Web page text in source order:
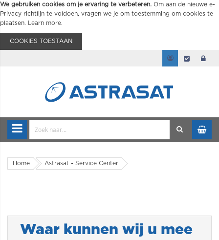
We gebruiken cookies om je ervaring te verbeteren. Om aan de nieuwe e-
Privacy richtlijn te voldoen, vragen we je om toestemming om cookies te
plaatsen.
Learn more.
COOKIES TOESTAAN
Home Astrasat - Service Center
Waar kunnen wij u mee